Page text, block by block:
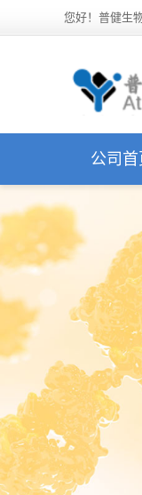
您好！普健生
公司首